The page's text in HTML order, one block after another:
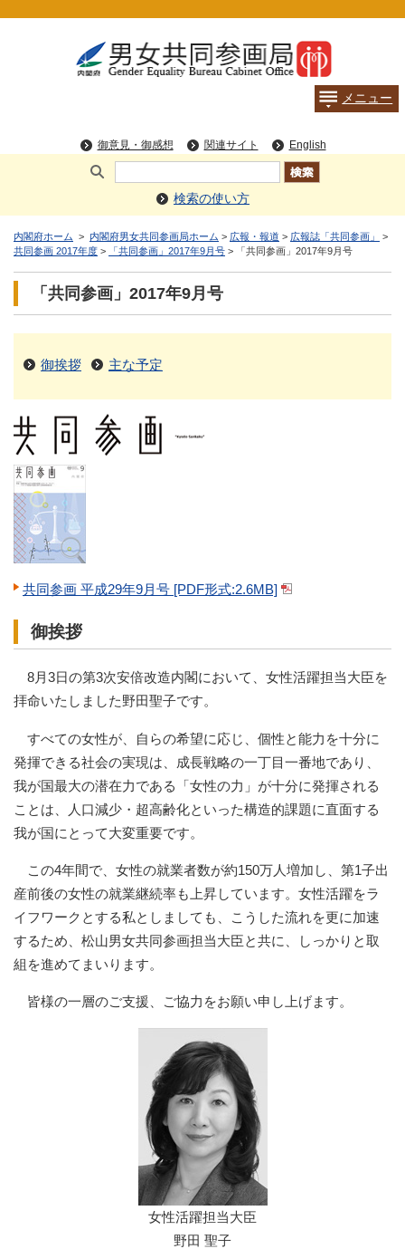
検索の使い方
内閣府ホーム > 内閣府男女共同参画局ホーム > 広報・報道 > 広報誌「共同参画」
>
共同参画 2017年度 > 「共同参画」2017年9月号 > 「共同参画」2017年9月号
「共同参画」2017年9月号
御挨拶 主な予定
共同参画 平成29年9月号 [PDF形式:2.6MB]
御挨拶
8月3日の第3次安倍改造内閣において、女性活躍担当大臣を
拝命いたしました野田聖子です。
すべての女性が、自らの希望に応じ、個性と能力を十分に
発揮できる社会の実現は、成長戦略の一丁目一番地であり、
我が国最大の潜在力である「女性の力」が十分に発揮される
ことは、人口減少・超高齢化といった構造的課題に直面する
我が国にとって大変重要です。
この4年間で、女性の就業者数が約150万人増加し、第1子出
産前後の女性の就業継続率も上昇しています。女性活躍をラ
イフワークとする私としましても、こうした流れを更に加速
するため、松山男女共同参画担当大臣と共に、しっかりと取
組を進めてまいります。
皆様の一層のご支援、ご協力をお願い申し上げます。
女性活躍担当大臣
野田 聖子